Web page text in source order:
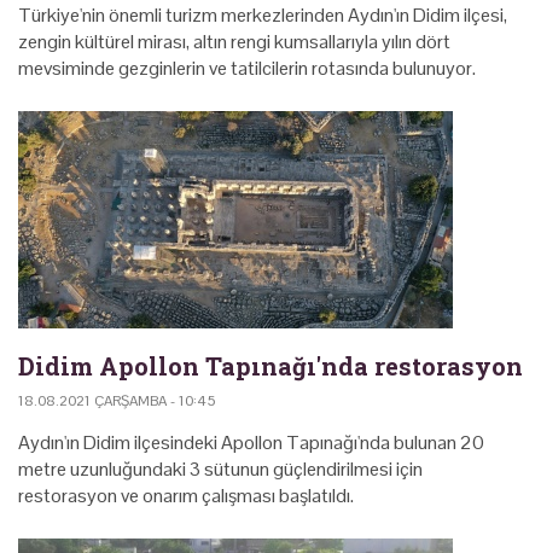
Türkiye'nin önemli turizm merkezlerinden Aydın'ın Didim ilçesi,
zengin kültürel mirası, altın rengi kumsallarıyla yılın dört
mevsiminde gezginlerin ve tatilcilerin rotasında bulunuyor.
Didim Apollon Tapınağı'nda restorasyon
18.08.2021 ÇARŞAMBA - 10:45
Aydın'ın Didim ilçesindeki Apollon Tapınağı'nda bulunan 20
metre uzunluğundaki 3 sütunun güçlendirilmesi için
restorasyon ve onarım çalışması başlatıldı.